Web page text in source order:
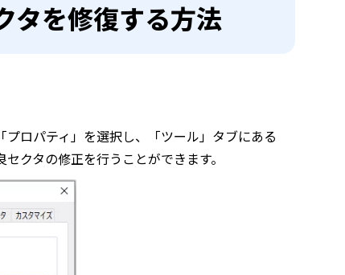
を修復する方法
ロパティ」を選択し、「ツール」タブにある
クタの修正を行うことができます。